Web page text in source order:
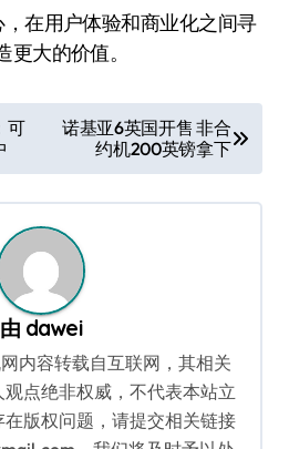
在用户体验和商业化之间寻
大的价值。
可
诺基亚6英国开售 非合
约机200英镑拿下
由 dawei
网内容转载自互联网，其相关
点绝非权威，不代表本站立
版权问题，请提交相关链接